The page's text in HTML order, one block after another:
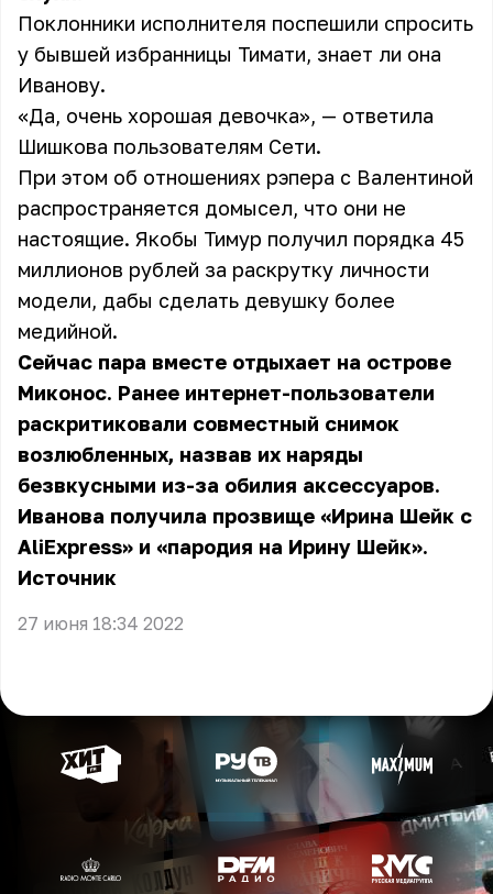
Поклонники исполнителя поспешили спросить
у бывшей избранницы Тимати, знает ли она
Иванову.
«Да, очень хорошая девочка», — ответила
Шишкова пользователям Сети.
При этом об отношениях рэпера с Валентиной
распространяется домысел, что они не
настоящие. Якобы Тимур получил порядка 45
миллионов рублей за раскрутку личности
модели, дабы сделать девушку более
медийной.
Сейчас пара вместе отдыхает на острове
Миконос. Ранее интернет-пользователи
раскритиковали совместный снимок
возлюбленных, назвав их наряды
безвкусными из-за обилия аксессуаров.
Иванова получила прозвище «Ирина Шейк с
AliExpress» и «пародия на Ирину Шейк».
Источник
27 июня 18:34 2022